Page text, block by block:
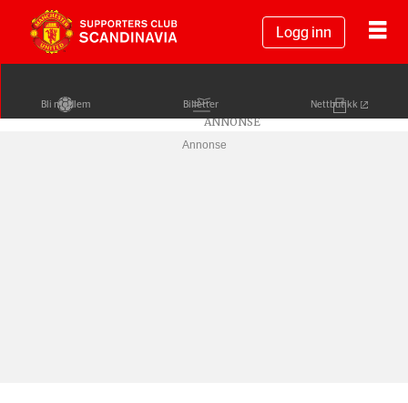
Logg inn
Bli medlem Billetter Nettbutikk
Annonse